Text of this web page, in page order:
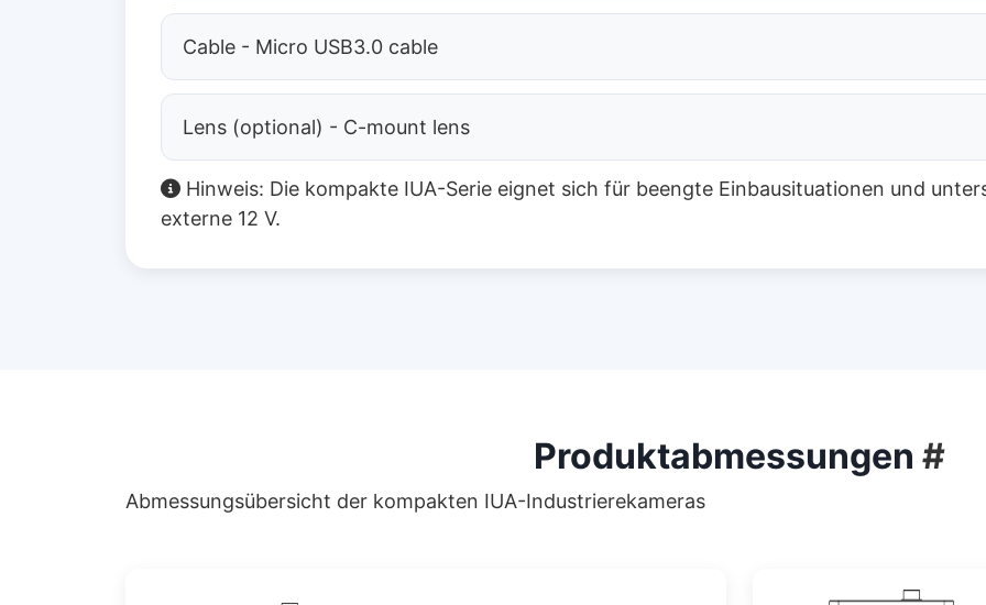
Cable - Micro USB3.0 cable
Lens (optional) - C-mount lens
Hinweis: Die kompakte IUA-Serie eignet sich für beengte Einbausituationen und
externe 12 V.
Produktabmessungen #
Abmessungsübersicht der kompakten IUA-Industrierekameras